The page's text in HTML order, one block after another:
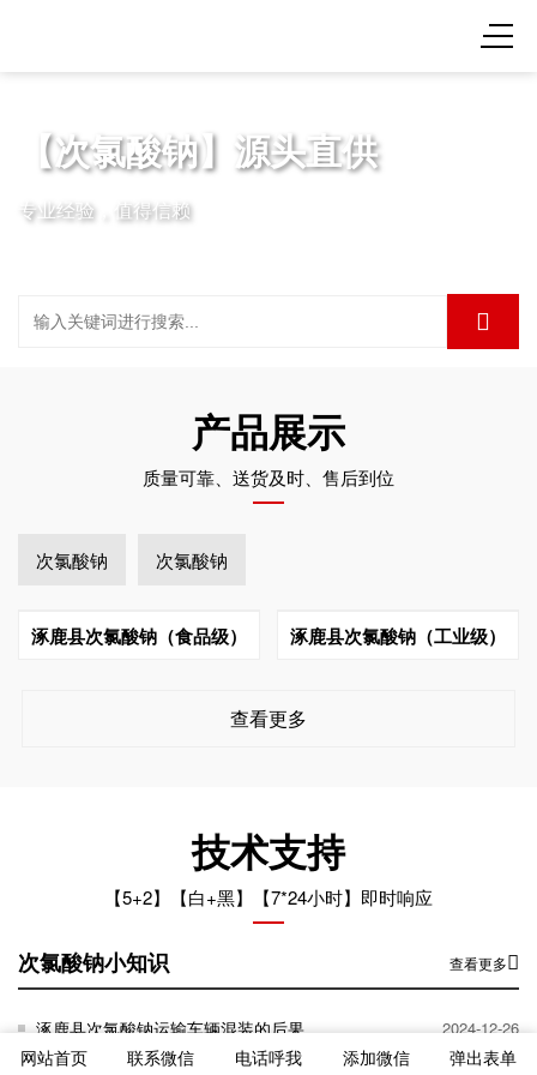
【次氯酸钠】源头直供
专业经验，值得信赖
产品展示
质量可靠、送货及时、售后到位
次氯酸钠 次氯酸钠
涿鹿县次氯酸钠（食品级） 涿鹿县次氯酸钠（工业级）
查看更多
技术支持
【5+2】【白+黑】【7*24小时】即时响应
次氯酸钠小知识 查看更多
涿鹿县次氯酸钠运输车辆混装的后果 2024-12-26
网站首页 联系微信 电话呼我 添加微信 弹出表单